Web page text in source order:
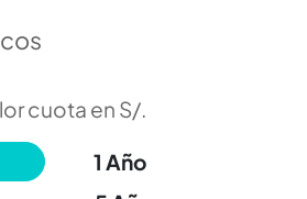
cuota en S/.
1 Año